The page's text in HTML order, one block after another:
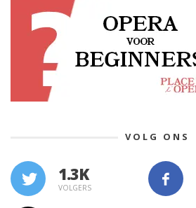
VOLG ONS
1.3K
VOLGERS